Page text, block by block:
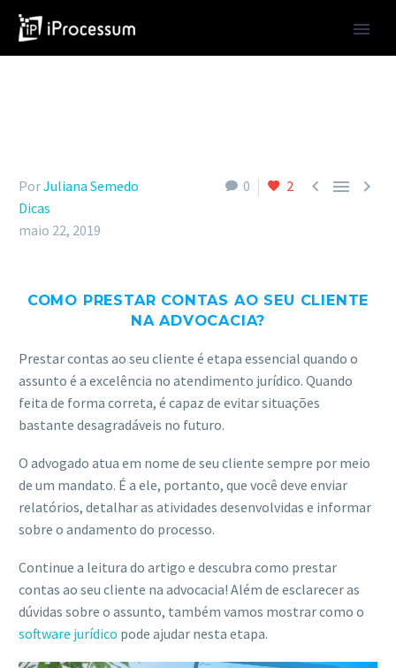
ACESSE
0 2   
PorJuliana Semedo
Dicas
maio 22, 2019
COMO PRESTAR CONTAS AO SEU CLIENTE
NA ADVOCACIA?
Prestar contas ao seu cliente é etapa essencial quando o
assunto é a excelência no atendimento jurídico. Quando
feita de forma correta, é capaz de evitar situações
bastante desagradáveis no futuro.
O advogado atua em nome de seu cliente sempre por meio
de um mandato. É a ele, portanto, que você deve enviar
relatórios, detalhar as atividades desenvolvidas e informar
sobre o andamento do processo.
Continue a leitura do artigo e descubra como prestar
contas ao seu cliente na advocacia! Além de esclarecer as
dúvidas sobre o assunto, também vamos mostrar como o
software jurídico pode ajudar nesta etapa.